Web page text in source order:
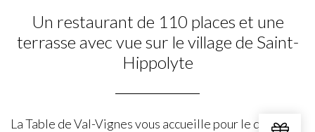
Un restaurant de 110 places et une
terrasse avec vue sur le village de Saint-
Hippolyte
La Table de Val-Vignes vous accueille pour le dîner du